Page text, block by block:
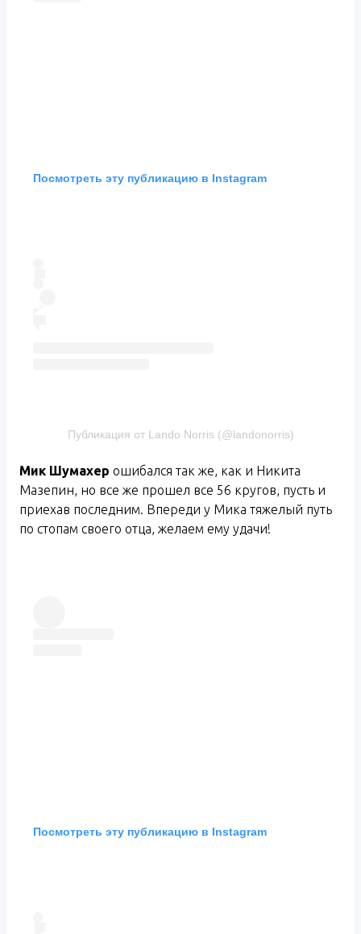
Посмотреть эту публикацию в Instagram
Публикация от Lando Norris (@landonorris)
Мик Шумахер ошибался так же, как и Никита
Мазепин, но все же прошел все 56 кругов, пусть и
приехав последним. Впереди у Мика тяжелый путь
по стопам своего отца, желаем ему удачи!
Посмотреть эту публикацию в Instagram